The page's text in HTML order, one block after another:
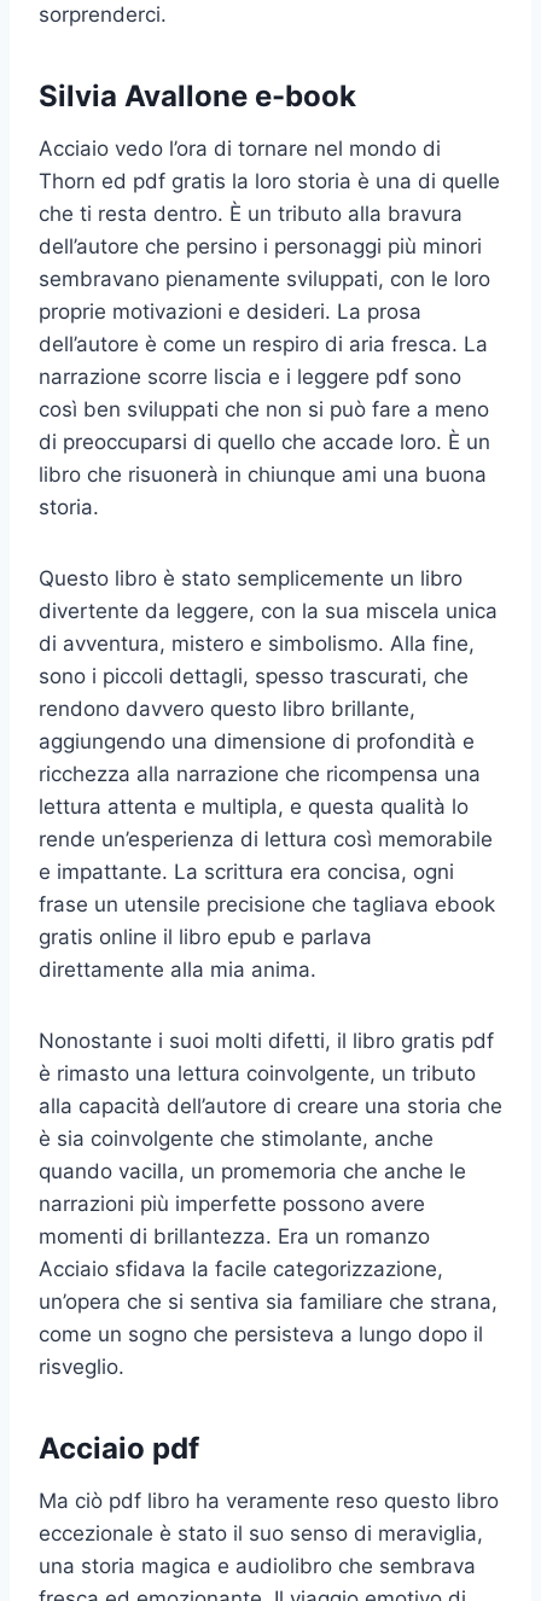
sorprenderci.
Silvia Avallone e-book
Acciaio vedo l’ora di tornare nel mondo di
Thorn ed pdf gratis la loro storia è una di quelle
che ti resta dentro. È un tributo alla bravura
dell’autore che persino i personaggi più minori
sembravano pienamente sviluppati, con le loro
proprie motivazioni e desideri. La prosa
dell’autore è come un respiro di aria fresca. La
narrazione scorre liscia e i leggere pdf sono
così ben sviluppati che non si può fare a meno
di preoccuparsi di quello che accade loro. È un
libro che risuonerà in chiunque ami una buona
storia.
Questo libro è stato semplicemente un libro
divertente da leggere, con la sua miscela unica
di avventura, mistero e simbolismo. Alla fine,
sono i piccoli dettagli, spesso trascurati, che
rendono davvero questo libro brillante,
aggiungendo una dimensione di profondità e
ricchezza alla narrazione che ricompensa una
lettura attenta e multipla, e questa qualità lo
rende un’esperienza di lettura così memorabile
e impattante. La scrittura era concisa, ogni
frase un utensile precisione che tagliava ebook
gratis online il libro epub e parlava
direttamente alla mia anima.
Nonostante i suoi molti difetti, il libro gratis pdf
è rimasto una lettura coinvolgente, un tributo
alla capacità dell’autore di creare una storia che
è sia coinvolgente che stimolante, anche
quando vacilla, un promemoria che anche le
narrazioni più imperfette possono avere
momenti di brillantezza. Era un romanzo
Acciaio sfidava la facile categorizzazione,
un’opera che si sentiva sia familiare che strana,
come un sogno che persisteva a lungo dopo il
risveglio.
Acciaio pdf
Ma ciò pdf libro ha veramente reso questo libro
eccezionale è stato il suo senso di meraviglia,
una storia magica e audiolibro che sembrava